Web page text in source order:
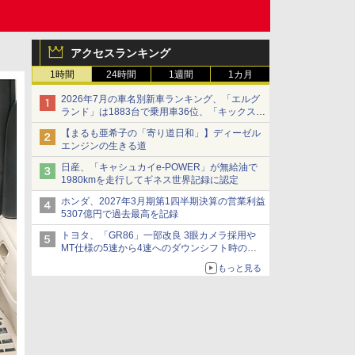
アクセスランキング
1時間 24時間 1週間 1カ月
2026年7月の車名別新車ランキング、「エルグ
ランド」は1883台で乗用車36位、「キックス」
は2591台で27位に
【まるも亜希子の「寄り道日和」】ディーゼル
エンジンの生きる道
日産、「キャシュカイe-POWER」が無給油で
1980kmを走行してギネス世界記録に認定
ホンダ、2027年3月期第1四半期決算の営業利益
5307億円で過去最高を記録
トヨタ、「GR86」一部改良 3眼カメラ採用や
MT仕様の5速から4速へのダウンシフト時の操
もっと見る